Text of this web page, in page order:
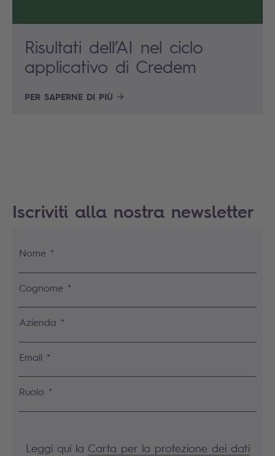
Risultati dell’AI nel ciclo
applicativo di Credem
PER SAPERNE DI PIÙ
Iscriviti alla nostra newsletter
Nome *
Cognome *
Azienda *
Email *
Ruolo *
Leggi qui la Carta per la protezione dei dati